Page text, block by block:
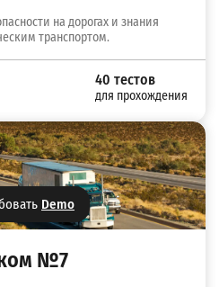
на дорогах и знания
транспортом.
40 тестов
для прохождения
Demo
№7